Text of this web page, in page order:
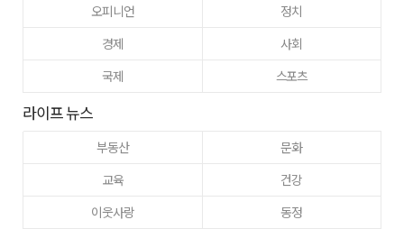
오피니언
정치
경제
사회
국제
스포츠
라이프 뉴스
부동산
문화
교육
건강
이웃사랑
동정